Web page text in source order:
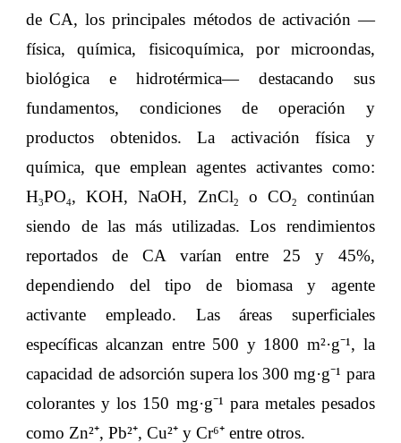
de CA, los principales métodos de activación —
física, química, fisicoquímica, por microondas,
biológica e hidrotérmica— destacando sus
fundamentos, condiciones de operación y
productos obtenidos. La activación física y
química, que emplean agentes activantes como:
H3PO4, KOH, NaOH, ZnCl2 o CO2
continúan
siendo de las más utilizadas. Los rendimientos
reportados de CA varían entre 25 y 45%,
dependiendo del tipo de biomasa y agente
activante empleado. Las áreas superficiales
específicas alcanzan entre 500 y 1800 m²·g⁻¹, la
capacidad de adsorción supera los 300 mg·g⁻¹ para
colorantes y los 150 mg·g⁻¹ para metales pesados
como Zn²⁺, Pb²⁺, Cu²⁺ y Cr⁶⁺ entre otros.